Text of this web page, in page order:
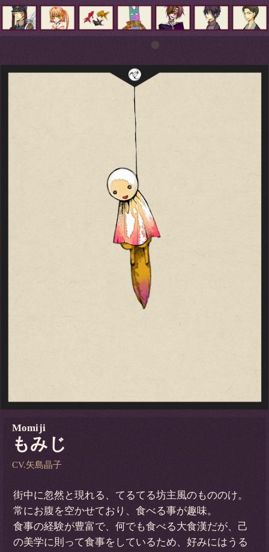
Momiji
もみじ
CV.矢島晶子
街中に忽然と現れる、てるてる坊主風のもののけ。
常にお腹を空かせており、食べる事が趣味。
食事の経験が豊富で、何でも食べる大食漢だが、己
の美学に則って食事をしているため、好みにはうる